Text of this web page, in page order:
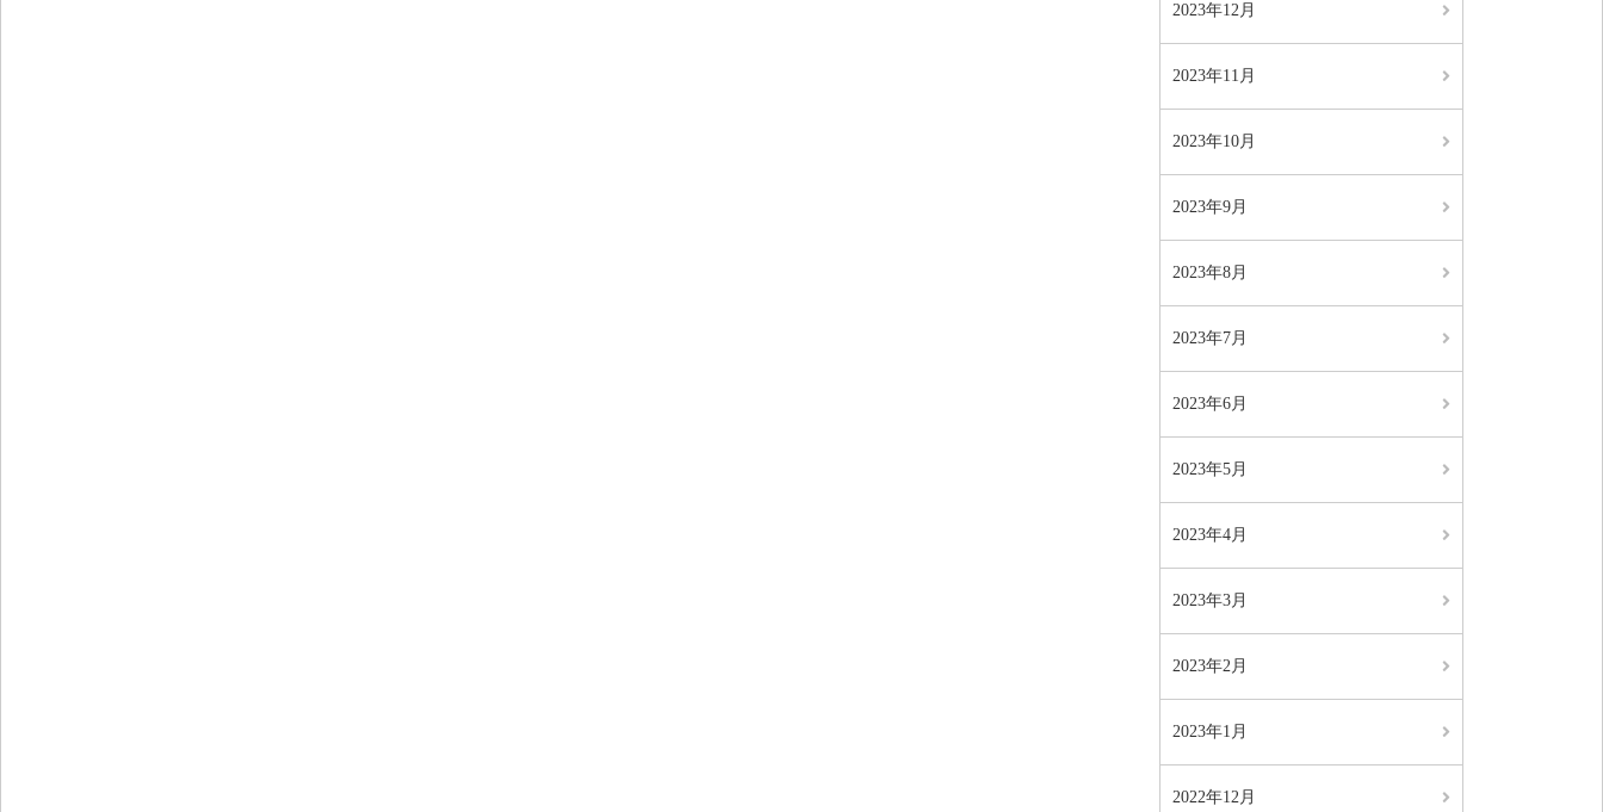
2023年12月
2023年11月
2023年10月
2023年9月
2023年8月
2023年7月
2023年6月
2023年5月
2023年4月
2023年3月
2023年2月
2023年1月
2022年12月